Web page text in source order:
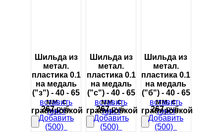
Шильда из
метал.
пластика 0.1
на медаль
("з") - 40 - 65
мм. с
гравировкой
вставить
текст
267руб.
Добавить
(500)
Шильда из
метал.
пластика 0.1
на медаль
("с") - 40 - 65
мм. с
гравировкой
вставить
текст
267руб.
Добавить
(500)
Шильда из
метал.
пластика 0.1
на медаль
("б") - 40 - 65
мм. с
гравировкой
вставить
текст
267руб.
Добавить
(500)